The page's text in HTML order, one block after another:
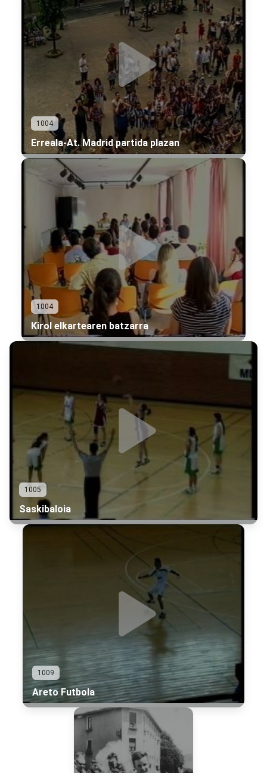
1004
Erreala-At. Madrid partida plazan
1004
Kirol elkartearen batzarra
1005
Saskibaloia
1009
Areto Futbola